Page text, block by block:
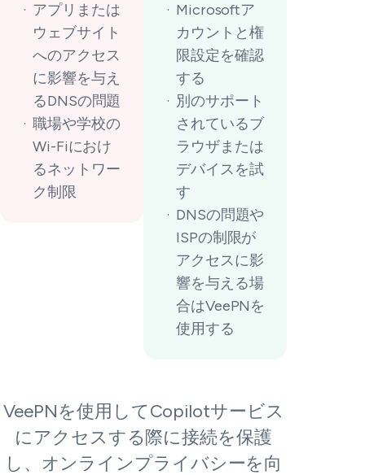
アプリまたは
ウェブサイト
へのアクセス
に影響を与え
るDNSの問題
職場や学校の
Wi-Fiにおけ
るネットワー
ク制限
Microsoftア
カウントと権
限設定を確認
する
別のサポート
されているブ
ラウザまたは
デバイスを試
す
DNSの問題や
ISPの制限が
アクセスに影
響を与える場
合はVeePNを
使用する
VeePNを使用してCopilotサービス
にアクセスする際に接続を保護
し、オンラインプライバシーを向